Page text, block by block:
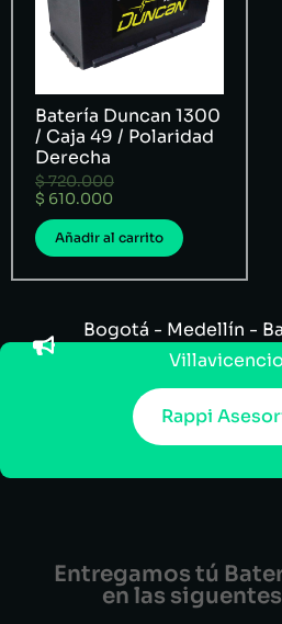
Batería Duncan 1300
/ Caja 49 / Polaridad
Derecha
$720.000
$ 610.000
Añadir al carrito
Rappi
Entregamos tú
en las
Bogotá - Medellín -